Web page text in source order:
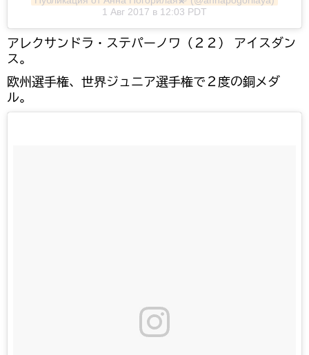
1 Авг 2017 в 12:03 PDT
アレクサンドラ・ステパーノワ（２２） アイスダン
ス。
欧州選手権、世界ジュニア選手権で２度の銅メダ
ル。